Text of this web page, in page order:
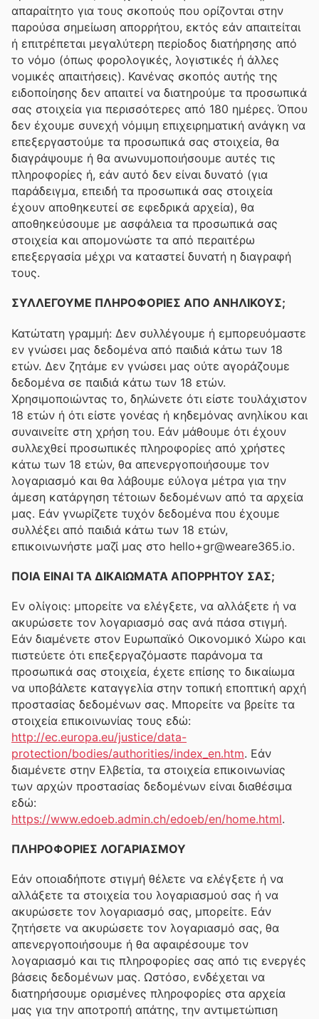
απαραίτητο για τους σκοπούς που ορίζονται στην
παρούσα σημείωση απορρήτου, εκτός εάν απαιτείται
ή επιτρέπεται μεγαλύτερη περίοδος διατήρησης από
το νόμο (όπως φορολογικές, λογιστικές ή άλλες
νομικές απαιτήσεις). Κανένας σκοπός αυτής της
ειδοποίησης δεν απαιτεί να διατηρούμε τα προσωπικά
σας στοιχεία για περισσότερες από 180 ημέρες. Όπου
δεν έχουμε συνεχή νόμιμη επιχειρηματική ανάγκη να
επεξεργαστούμε τα προσωπικά σας στοιχεία, θα
διαγράψουμε ή θα ανωνυμοποιήσουμε αυτές τις
πληροφορίες ή, εάν αυτό δεν είναι δυνατό (για
παράδειγμα, επειδή τα προσωπικά σας στοιχεία
έχουν αποθηκευτεί σε εφεδρικά αρχεία), θα
αποθηκεύσουμε με ασφάλεια τα προσωπικά σας
στοιχεία και απομονώστε τα από περαιτέρω
επεξεργασία μέχρι να καταστεί δυνατή η διαγραφή
τους.
ΣΥΛΛΕΓΟΥΜΕ ΠΛΗΡΟΦΟΡΙΕΣ ΑΠΟ ΑΝΗΛΙΚΟΥΣ;
Κατώτατη γραμμή: Δεν συλλέγουμε ή εμπορευόμαστε
εν γνώσει μας δεδομένα από παιδιά κάτω των 18
ετών. Δεν ζητάμε εν γνώσει μας ούτε αγοράζουμε
δεδομένα σε παιδιά κάτω των 18 ετών.
Χρησιμοποιώντας το, δηλώνετε ότι είστε τουλάχιστον
18 ετών ή ότι είστε γονέας ή κηδεμόνας ανηλίκου και
συναινείτε στη χρήση του. Εάν μάθουμε ότι έχουν
συλλεχθεί προσωπικές πληροφορίες από χρήστες
κάτω των 18 ετών, θα απενεργοποιήσουμε τον
λογαριασμό και θα λάβουμε εύλογα μέτρα για την
άμεση κατάργηση τέτοιων δεδομένων από τα αρχεία
μας. Εάν γνωρίζετε τυχόν δεδομένα που έχουμε
συλλέξει από παιδιά κάτω των 18 ετών,
επικοινωνήστε μαζί μας στο hello+gr@weare365.io.
ΠΟΙΑ ΕΙΝΑΙ ΤΑ ΔΙΚΑΙΩΜΑΤΑ ΑΠΟΡΡΗΤΟΥ ΣΑΣ;
Εν ολίγοις: μπορείτε να ελέγξετε, να αλλάξετε ή να
ακυρώσετε τον λογαριασμό σας ανά πάσα στιγμή.
Εάν διαμένετε στον Ευρωπαϊκό Οικονομικό Χώρο και
πιστεύετε ότι επεξεργαζόμαστε παράνομα τα
προσωπικά σας στοιχεία, έχετε επίσης το δικαίωμα
να υποβάλετε καταγγελία στην τοπική εποπτική αρχή
προστασίας δεδομένων σας. Μπορείτε να βρείτε τα
στοιχεία επικοινωνίας τους εδώ:
http://ec.europa.eu/justice/data-
protection/bodies/authorities/index_en.htm. Εάν
διαμένετε στην Ελβετία, τα στοιχεία επικοινωνίας
των αρχών προστασίας δεδομένων είναι διαθέσιμα
εδώ:
https://www.edoeb.admin.ch/edoeb/en/home.html.
ΠΛΗΡΟΦΟΡΙΕΣ ΛΟΓΑΡΙΑΣΜΟΥ
Εάν οποιαδήποτε στιγμή θέλετε να ελέγξετε ή να
αλλάξετε τα στοιχεία του λογαριασμού σας ή να
ακυρώσετε τον λογαριασμό σας, μπορείτε. Εάν
ζητήσετε να ακυρώσετε τον λογαριασμό σας, θα
απενεργοποιήσουμε ή θα αφαιρέσουμε τον
λογαριασμό και τις πληροφορίες σας από τις ενεργές
βάσεις δεδομένων μας. Ωστόσο, ενδέχεται να
διατηρήσουμε ορισμένες πληροφορίες στα αρχεία
μας για την αποτροπή απάτης, την αντιμετώπιση